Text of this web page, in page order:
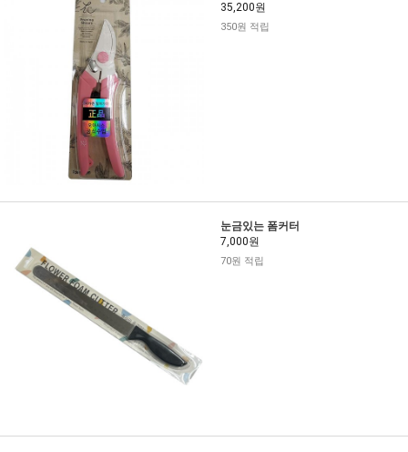
35,200원
350원 적립
눈금있는 폼커터
7,000원
70원 적립